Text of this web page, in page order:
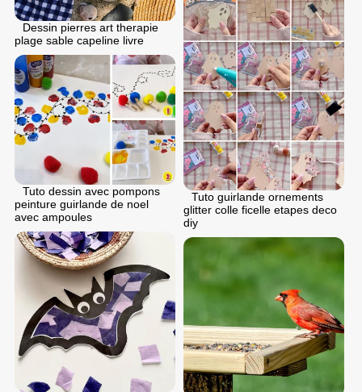
Dessin pierres art therapie
plage sable capeline livre
Tuto guirlande ornements
glitter colle ficelle etapes deco
diy
Tuto dessin avec pompons
peinture guirlande de noel
avec ampoules